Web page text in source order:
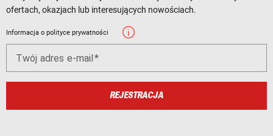
ofertach, okazjach lub interesujących nowościach.
Informacja o polityce prywatności
Twój adres e-mail
REJESTRACJA